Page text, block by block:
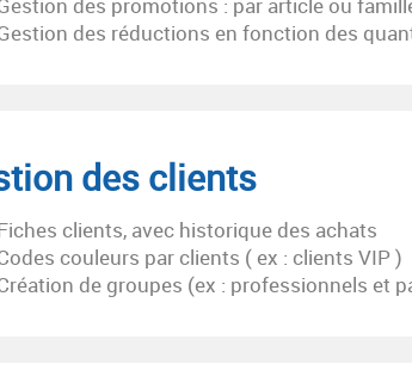
des réductions en fonction des
des clients
clients, avec historique des achats
couleurs par clients ( ex : clients VIP )
de groupes (ex : professionnels et